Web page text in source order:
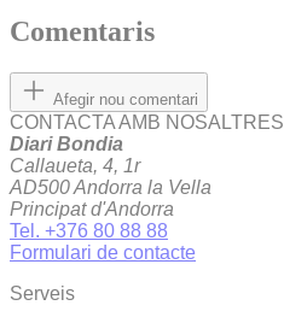
Comentaris
Afegir nou comentari
CONTACTA AMB NOSALTRES
Diari Bondia
Callaueta, 4, 1r
AD500 Andorra la Vella
Principat d'Andorra
Tel. +376 80 88 88
Formulari de contacte
Serveis